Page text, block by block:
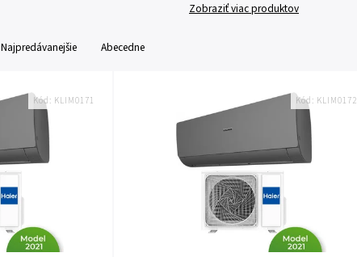
Zobraziť viac produktov
Najpredávanejšie Abecedne
Kód: KLIM0171 Kód: KLIM0172